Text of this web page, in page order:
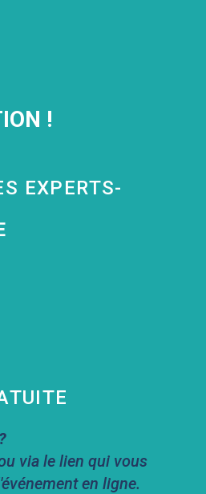
!
EXPERTS-
via le lien qui vous
en ligne.